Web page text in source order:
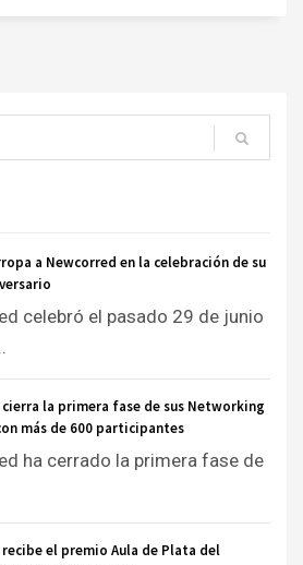
a Newcorred en la celebración de su
celebró el pasado 29 de junio
la primera fase de sus Networking
más de 600 participantes
ha cerrado la primera fase de
el premio Aula de Plata del